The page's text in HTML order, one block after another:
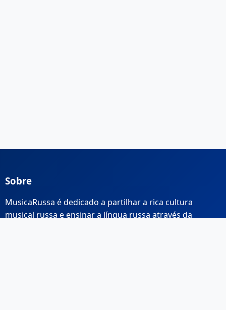
Sobre
MusicaRussa é dedicado a partilhar a rica cultura
musical russa e ensinar a língua russa através da